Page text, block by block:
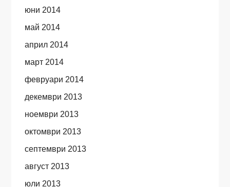
юни 2014
май 2014
април 2014
март 2014
февруари 2014
декември 2013
ноември 2013
октомври 2013
септември 2013
август 2013
юли 2013